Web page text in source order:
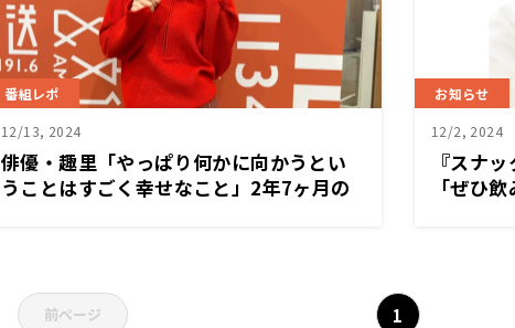
番組レポ
12/13, 2024
俳優・趣里「やっぱり何かに向かうとい
うことはすごく幸せなこと」2年7ヶ月の
お知らせ
12/2, 2024
『スナ
「ぜひ
前ページ 1